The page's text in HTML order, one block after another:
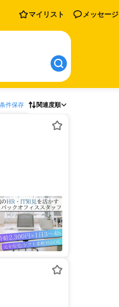
マイリスト メッセージ
条件保存 関連度順